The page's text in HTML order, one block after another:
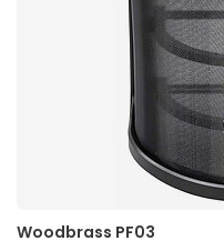
Woodbrass PF03